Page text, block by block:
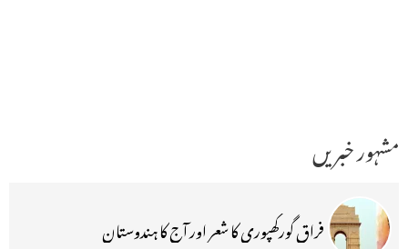
مشہور خبریں
فراق گورکھپوری کا شعر اور آج کا ہندوستان